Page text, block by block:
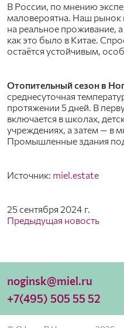
В России, по мнению
маловероятна. Наш рынок
на реальное проживание,
как это было в Китае.
остаётся устойчивым,
Отопительный сезон в
среднесуточная
протяжении 5 дней. В
включается в школах,
учреждениях, а затем — в
Промышленные здания
Источник: miel.estate
25 сентября 2024 г.
Предыдущая новость
noginsk@miel.ru
+7(495) 505 55 52